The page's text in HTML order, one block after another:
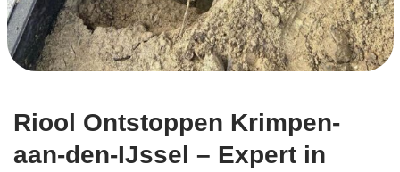
Riool Ontstoppen Krimpen-
aan-den-IJssel – Expert in